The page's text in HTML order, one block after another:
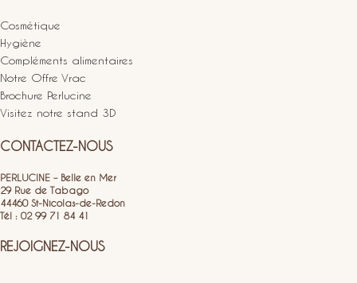
Cosmétique
Hygiène
Compléments alimentaires
Notre Offre Vrac
Brochure Perlucine
Visitez notre stand 3D
CONTACTEZ-NOUS
PERLUCINE – Belle en Mer
29 Rue de Tabago
44460 St-Nicolas-de-Redon
Tél : 02 99 71 84 41
REJOIGNEZ-NOUS